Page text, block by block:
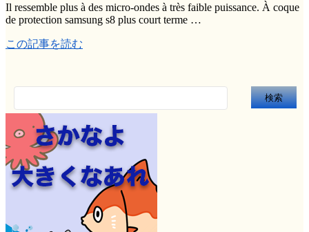
Il ressemble plus à des micro-ondes à très faible puissance. À coque
de protection samsung s8 plus court terme …
この記事を読む
索: